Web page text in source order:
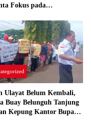
Fokus pada
Ulayat Belum Kembali,
Buay Belunguh Tanjung
Kepung Kantor Bupati